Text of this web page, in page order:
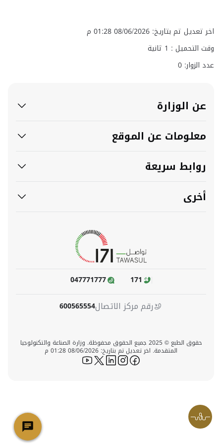
اخر تعديل تم بتاريخ: 08/06/2026 01:28 م
وقت التحميل : 1 ثانية
عدد الزوار: 0
عن الوزارة
معلومات عن الموقع
روابط سريعة
أخرى
171
047771777
رقم مركز الاتصال600565554
حقوق الطبع © 2025 جميع الحقوق محفوظة. وزارة الصناعة والتكنولوجيا
المتقدمة. اخر تعديل تم بتاريخ: 08/06/2026 01:28 م
icon-facebook
icon-instagram
icon-linkedin
icon-twitter
icon-youtube